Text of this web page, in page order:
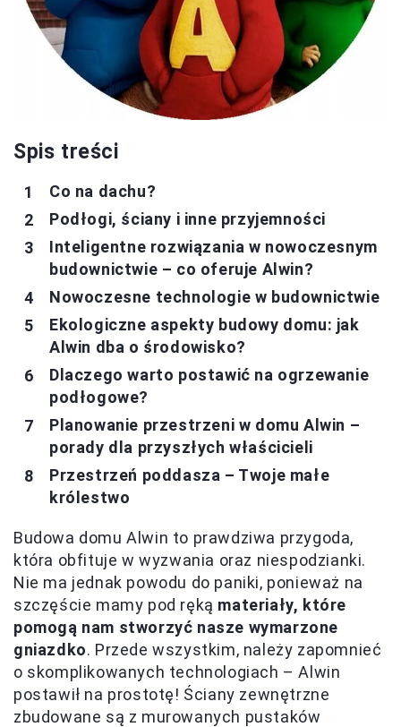
Spis treści
Co na dachu?
Podłogi, ściany i inne przyjemności
Inteligentne rozwiązania w nowoczesnym
budownictwie – co oferuje Alwin?
Nowoczesne technologie w budownictwie
Ekologiczne aspekty budowy domu: jak
Alwin dba o środowisko?
Dlaczego warto postawić na ogrzewanie
podłogowe?
Planowanie przestrzeni w domu Alwin –
porady dla przyszłych właścicieli
Przestrzeń poddasza – Twoje małe
królestwo
Budowa domu Alwin to prawdziwa przygoda,
która obfituje w wyzwania oraz niespodzianki.
Nie ma jednak powodu do paniki, ponieważ na
szczęście mamy pod ręką materiały, które
pomogą nam stworzyć nasze wymarzone
gniazdko. Przede wszystkim, należy zapomnieć
o skomplikowanych technologiach – Alwin
postawił na prostotę! Ściany zewnętrzne
zbudowane są z murowanych pustaków